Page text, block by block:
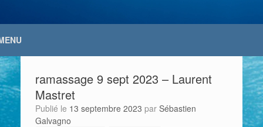
ramassage 9 sept 2023 – Laurent
Mastret
Publié le 13 septembre 2023 par Sébastien
Galvagno